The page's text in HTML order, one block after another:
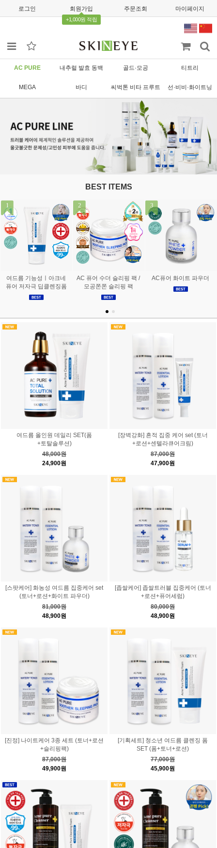
로그인 회원가입
+1,000원 적립
주문조회 마이페이지
AC PURE 내추럴 발효 동백 골드·모공 티트리
MEGA 바디 씨벅톤 비타 프루트 선·비비·화이트닝
BEST ITEMS
1
여드름 기능성ㅣ아크네
퓨어 저자극 딥클렌징폼
2
AC 퓨어 수더 슬리핑 팩 /
모공쫀쫀 슬리핑 팩
3
AC퓨어 화이트 파우더
여드름 올인원 데일리 SET(폼
+토탈솔루션)
48,000원
24,900원
[장벽강화] 흔적 집중 케어 set (토너
+로션+센텔라큐어크림)
87,000원
47,900원
[스팟케어] 화농성 여드름 집중케어 set
(토너+로션+화이트 파우더)
81,000원
48,900원
[좁쌀케어] 좁쌀트러블 집중케어 (토너
+로션+퓨어세럼)
80,000원
48,900원
[진정] 나이트케어 3종 세트 (토너+로션
+슬리핑팩)
87,000원
49,900원
[기획세트] 청소년 여드름 클렌징 폼
SET (폼+토너+로션)
77,000원
45,900원